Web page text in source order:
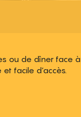
ou de dîner face
facile d’accès.